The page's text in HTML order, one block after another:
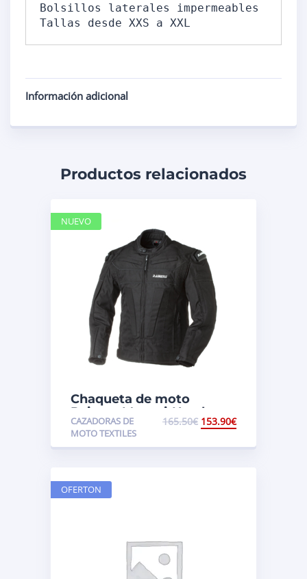
Bolsillos laterales impermeables
Tallas desde XXS a XXL
Información adicional
Productos relacionados
Chaqueta de moto
Rainers Motegi-N color
Negro
CAZADORAS DE
MOTO TEXTILES
165.50€ 153.90€
NUEVO
OFERTON